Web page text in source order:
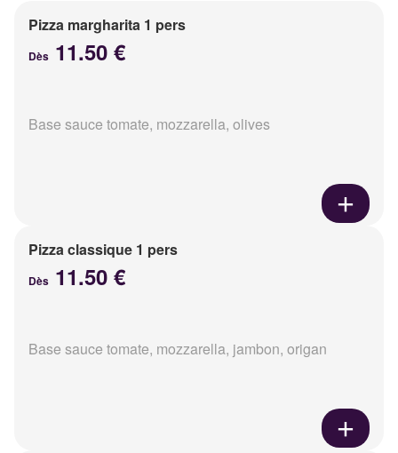
Pizza margharita 1 pers
Dès 11.50 €
Base sauce tomate, mozzarella, olives
Pizza classique 1 pers
Dès 11.50 €
Base sauce tomate, mozzarella, jambon, origan